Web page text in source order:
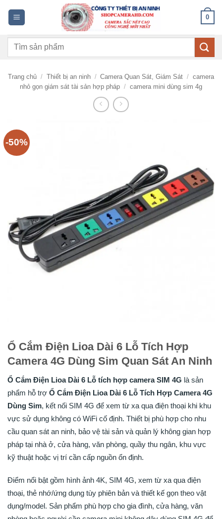
dung
0
Tìm
Trang chủ / Thiết bị an ninh / Camera Quan Sát, Giám Sát / camera
nhỏ gọn giám sát tài sản hợp pháp / camera mini dùng sim 4g
-50%
Ổ Cắm Điện Lioa Dài 6 Lỗ Tích Hợp
Camera 4G Dùng Sim Quan Sát An Ninh
Ổ Cắm Điện Lioa Dài 6 Lỗ tích hợp camera SIM 4G là sản
phẩm hỗ trợ Ổ Cắm Điện Lioa Dài 6 Lỗ Tích Hợp Camera 4G
Dùng Sim, kết nối SIM 4G để xem từ xa qua điện thoại khi khu
vực sử dụng không có WiFi cố định. Thiết bị phù hợp cho nhu
cầu quan sát an ninh, bảo vệ tài sản và quản lý không gian hợp
pháp tại nhà ở, cửa hàng, văn phòng, quầy thu ngân, khu vực
kỹ thuật hoặc vị trí cần cấp nguồn ổn định.
Điểm nổi bật gồm hình ảnh 4K, SIM 4G, xem từ xa qua điện
thoại, thẻ nhớ/ứng dụng tùy phiên bản và thiết kế gọn theo vật
dụng/model. Sản phẩm phù hợp cho gia đình, cửa hàng, văn